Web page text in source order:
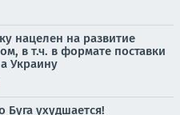
нацелен на развитие
в т.ч. в формате поставки
Украину
ухудшается!